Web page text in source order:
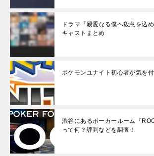
ドラマ『親愛なる僕へ殺意を込
キャストまとめ
ポケモンユナイト初心者が気を
渋谷にあるポーカールーム『
って何？評判などを調査！